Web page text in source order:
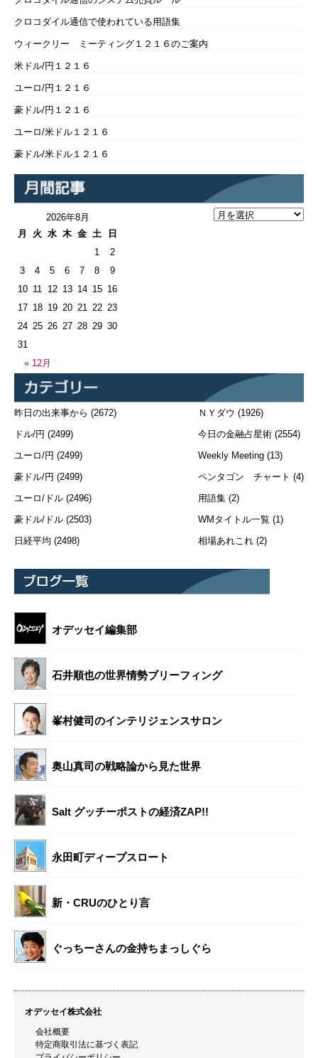
クロコダイル通信で使われている用語集
ウィークリー ミーティング１２１６のご案内
米ドル/円１２１６
ユーロ/円１２１６
豪ドル/円１２１６
ユーロ/米ドル１２１６
豪ドル/米ドル１２１６
2026年8月
月
火 水 木 金 土 日
« 12月
1
2
3
4 5 6 7 8
9
10 11 12 13 14 15 16
17 18 19 20 21 22 23
24 25 26 27 28 29 30
31
昨日の出来事から (2672)
ドル/円 (2499)
ユーロ/円 (2499)
豪ドル/円 (2499)
ユーロ/ドル (2496)
豪ドル/ドル (2503)
日経平均 (2498)
ＮＹダウ (1926)
今日の金融占星術 (2554)
Weekly Meeting (13)
ペンタゴン チャート (4)
用語集 (2)
WMタイトル一覧 (1)
相場あれこれ (2)
オデッセイ編集部
石井順也の世界情勢ブリーフィング
峯村健司のインテリジェンスサロン
奥山真司の戦略論から見た世界
Salt グッチーポストの経済ZAP!!
永田町ディープスロート
新・CRUのひとり言
ぐっちーさんの金持ちまっしぐら
オデッセイ株式会社
会社概要
特定商取引法に基づく表記